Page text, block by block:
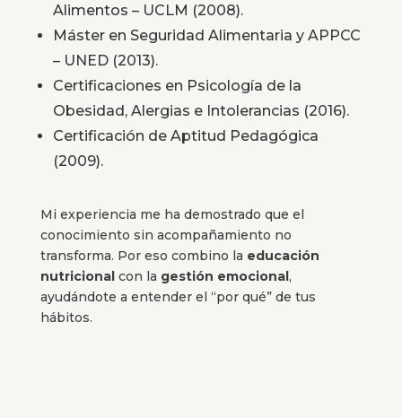
Alimentos – UCLM (2008).
Máster en Seguridad Alimentaria y APPCC
– UNED (2013).
Certificaciones en Psicología de la
Obesidad, Alergias e Intolerancias (2016).
Certificación de Aptitud Pedagógica
(2009).
Mi experiencia me ha demostrado que el
conocimiento sin acompañamiento no
transforma. Por eso combino la educación
nutricionalcon la gestión emocional,
ayudándote a entender el “por qué” de tus
hábitos.